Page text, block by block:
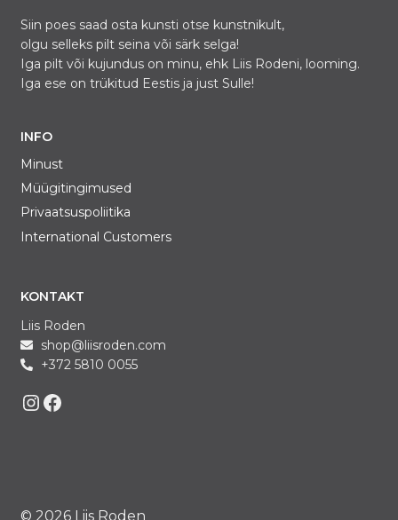
Siin poes saad osta kunsti otse kunstnikult,
olgu selleks pilt seina või särk selga!
Iga pilt või kujundus on minu, ehk Liis Rodeni, looming.
Iga ese on trükitud Eestis ja just Sulle!
INFO
Minust
Müügitingimused
Privaatsuspoliitika
International Customers
KONTAKT
Liis Roden
shop@liisroden.com
+372 5810 0055
Liis on InstagramLiis on Facebook
© 2026 Liis Roden